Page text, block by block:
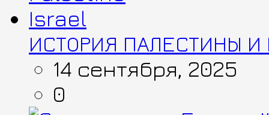
ИСТОРИЯ ПАЛЕСТИНЫ И
14 сентября, 2025
0